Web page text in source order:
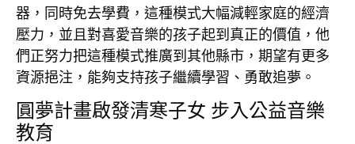
器，同時免去學費，這種模式大幅減輕家庭的經濟
壓力，並且對喜愛音樂的孩子起到真正的價值，他
們正努力把這種模式推廣到其他縣市，期望有更多
資源挹注，能夠支持孩子繼續學習、勇敢追夢。
圓夢計畫啟發清寒子女 步入公益音樂
教育